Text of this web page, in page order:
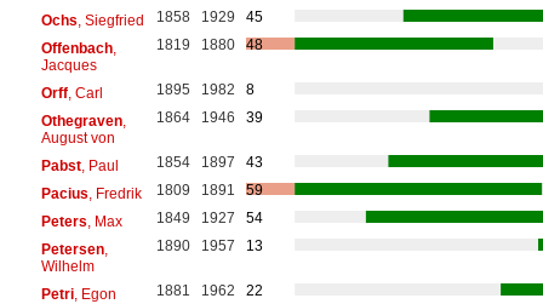
Ochs , Siegfried 1858 1929
45
Offenbach,
Jacques
1819 1880 48
Orff, Carl 1895 1982
8
Othegraven,
August von
1864 1946 39
Pabst, Paul 1854 1897
43
Pacius , Fredrik 1809 1891
59
Peters , Max 1849 1927
54
Petersen,
Wilhelm
1890 1957 13
Petri, Egon 1881 1962
22